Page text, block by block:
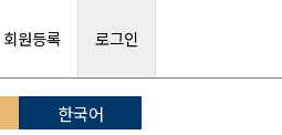
회원등록 로그인
한국어